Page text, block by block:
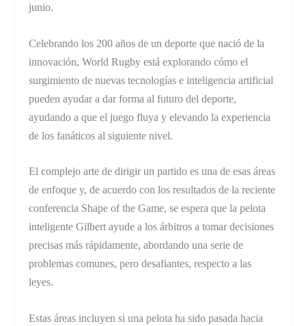
junio.
Celebrando los 200 años de un deporte que nació de la
innovación, World Rugby está explorando cómo el
surgimiento de nuevas tecnologías e inteligencia artificial
pueden ayudar a dar forma al futuro del deporte,
ayudando a que el juego fluya y elevando la experiencia
de los fanáticos al siguiente nivel.
El complejo arte de dirigir un partido es una de esas áreas
de enfoque y, de acuerdo con los resultados de la reciente
conferencia Shape of the Game, se espera que la pelota
inteligente Gilbert ayude a los árbitros a tomar decisiones
precisas más rápidamente, abordando una serie de
problemas comunes, pero desafiantes, respecto a las
leyes.
Estas áreas incluyen si una pelota ha sido pasada hacia